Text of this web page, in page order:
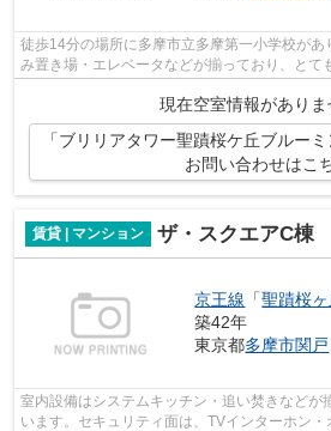
徒歩14分の場所に多摩市立多摩第一小学校が
み置き場・エレベータなどが揃っており、とて
現在空室情報がありま
「ブリリアタワー聖蹟桜ケ丘ブルー
お問い合わせはこ
賃貸 | マンション ザ・スクエアC棟
京王線 「聖蹟桜ヶ
築42年
東京都多摩市関戸
室内設備はシステムキッチン・追い焚きなどが
います。セキュリティ面は、TVインターホン